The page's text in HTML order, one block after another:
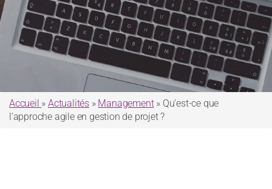
Accueil »Actualités » Management» Qu’est-ce que
l’approche agile en gestion de projet ?